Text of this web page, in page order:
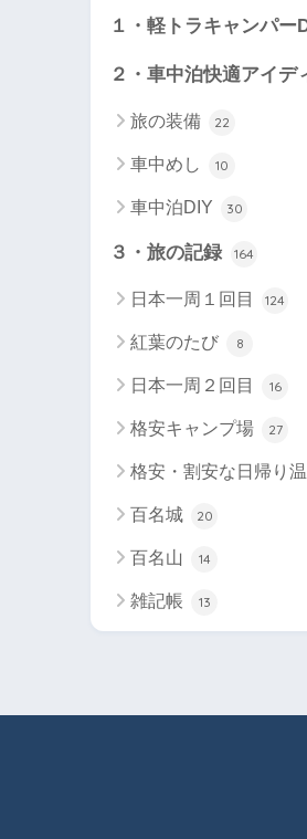
１・軽トラキャンパー
２・車中泊快適アイデ
旅の装備 22
車中めし 10
車中泊DIY 30
３・旅の記録 164
日本一周１回目 124
紅葉のたび 8
日本一周２回目 16
格安キャンプ場 27
格安・割安な日帰り
百名城 20
百名山 14
雑記帳 13